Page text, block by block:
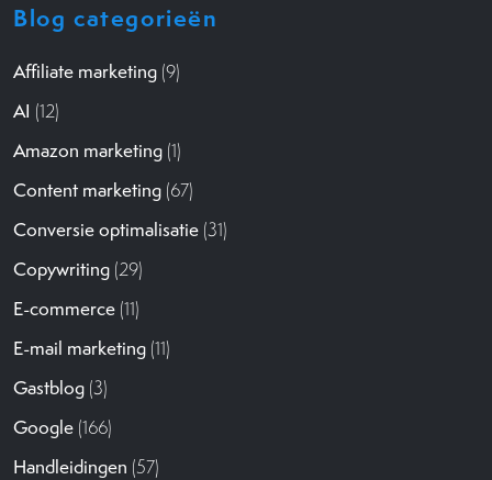
Blog categorieën
Affiliate marketing (9)
AI (12)
Amazon marketing (1)
Content marketing (67)
Conversie optimalisatie (31)
Copywriting (29)
E-commerce (11)
E-mail marketing (11)
Gastblog (3)
Google (166)
Handleidingen (57)